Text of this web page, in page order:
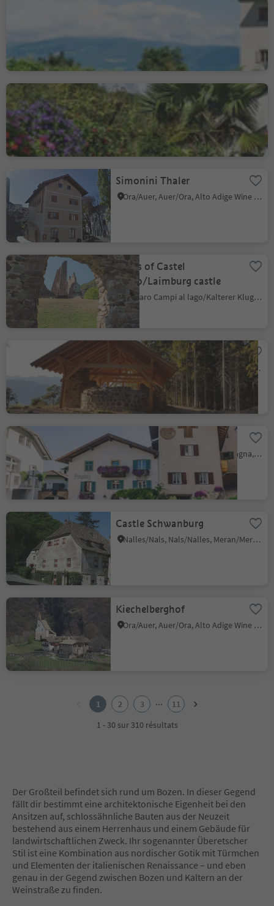
Schlerihaus
Parcines/Partschins, Partschins/Parcines, Meran/Merano and environs
Simonini Thaler
Ora/Auer, Auer/Ora, Alto Adige Wine Road
Ruins of Castel
Varco/Laimburg castle
Caldaro Campi al lago/Kalterer Klughammer, Vadena/Pfatten, Bolzano/Bozen and environs
Ruin of St. Valentine
Salonetto/Schlaneid, Mölten/Meltina, Bolzano/Bozen and environs
Benefiziumhäusl
Pinzano/Pinzon, Montan/Montagna, Alto Adige Wine Road
Castle Schwanburg
Nalles/Nals, Nals/Nalles, Meran/Merano and environs
Kiechelberghof
Ora/Auer, Auer/Ora, Alto Adige Wine Road
10
11
1 2 3 ...
11
1 - 30 sur 310 résultats
Der Großteil befindet sich rund um Bozen. In dieser Gegend
fällt dir bestimmt eine architektonische Eigenheit bei den
Ansitzen auf, schlossähnliche Bauten aus der Neuzeit
bestehend aus einem Herrenhaus und einem Gebäude für
landwirtschaftlichen Zweck. Ihr sogenannter Überetscher
Stil ist eine Kombination aus nordischer Gotik mit Türmchen
und Elementen der italienischen Renaissance – und eben
genau in der Gegend zwischen Bozen und Kaltern an der
Weinstraße zu finden.